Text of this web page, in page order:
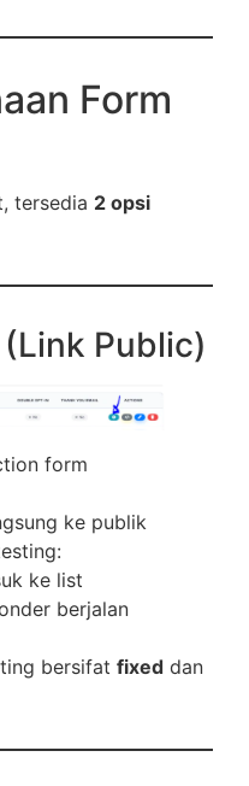
Form
tersedia 2 opsi
Public)
form
ke publik
ke list
berjalan
bersifat fixed dan